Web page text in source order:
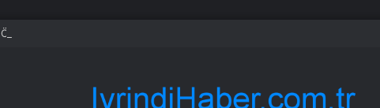
Özel’den milletvekillerine ilk uyarı: “Esprisini bile yapmayacaksınız”